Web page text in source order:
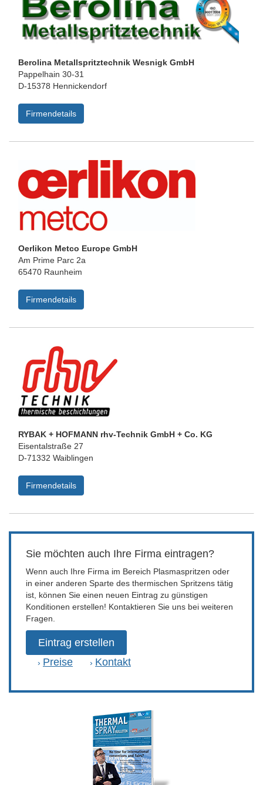
Berolina Metallspritztechnik Wesnigk GmbH
Pappelhain 30-31
D-15378 Hennickendorf
Firmendetails
Oerlikon Metco Europe GmbH
Am Prime Parc 2a
65470 Raunheim
Firmendetails
RYBAK + HOFMANN rhv-Technik GmbH + Co. KG
Eisentalstraße 27
D-71332 Waiblingen
Firmendetails
Sie möchten auch Ihre Firma eintragen?
Wenn auch Ihre Firma im Bereich Plasmaspritzen oder
in einer anderen Sparte des thermischen Spritzens tätig
ist, können Sie einen neuen Eintrag zu günstigen
Konditionen erstellen! Kontaktieren Sie uns bei weiteren
Fragen.
Eintrag erstellen
› Preise › Kontakt